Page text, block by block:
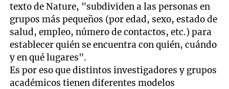
texto de Nature, "subdividen a las personas en
grupos más pequeños (por edad, sexo, estado de
salud, empleo, número de contactos, etc.) para
establecer quién se encuentra con quién, cuándo
y en qué lugares".
Es por eso que distintos investigadores y grupos
académicos tienen diferentes modelos